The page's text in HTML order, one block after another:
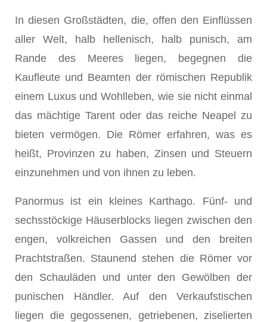
In diesen Großstädten, die, offen den Einflüssen
aller Welt, halb hellenisch, halb punisch, am
Rande des Meeres liegen, begegnen die
Kaufleute und Beamten der römischen Republik
einem Luxus und Wohlleben, wie sie nicht einmal
das mächtige Tarent oder das reiche Neapel zu
bieten vermögen. Die Römer erfahren, was es
heißt, Provinzen zu haben, Zinsen und Steuern
einzunehmen und von ihnen zu leben.
Panormus ist ein kleines Karthago. Fünf- und
sechsstöckige Häuserblocks liegen zwischen den
engen, volkreichen Gassen und den breiten
Prachtstraßen. Staunend stehen die Römer vor
den Schauläden und unter den Gewölben der
punischen Händler. Auf den Verkaufstischen
liegen die gegossenen, getriebenen, ziselierten